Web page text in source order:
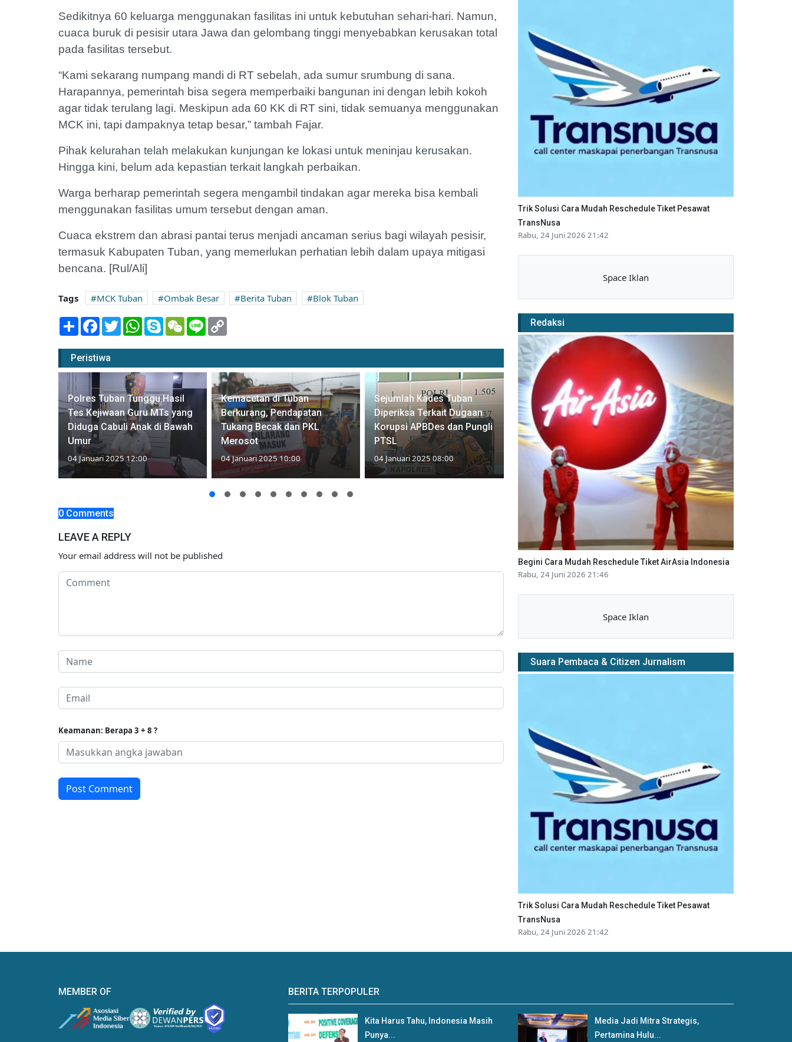
Sedikitnya 60 keluarga menggunakan fasilitas ini untuk kebutuhan sehari-hari. Namun,
cuaca buruk di pesisir utara Jawa dan gelombang tinggi menyebabkan kerusakan total
pada fasilitas tersebut.
“Kami sekarang numpang mandi di RT sebelah, ada sumur srumbung di sana.
Harapannya, pemerintah bisa segera memperbaiki bangunan ini dengan lebih kokoh
agar tidak terulang lagi. Meskipun ada 60 KK di RT sini, tidak semuanya menggunakan
MCK ini, tapi dampaknya tetap besar,” tambah Fajar.
Pihak kelurahan telah melakukan kunjungan ke lokasi untuk meninjau kerusakan.
Hingga kini, belum ada kepastian terkait langkah perbaikan.
Warga berharap pemerintah segera mengambil tindakan agar mereka bisa kembali
menggunakan fasilitas umum tersebut dengan aman.
Cuaca ekstrem dan abrasi pantai terus menjadi ancaman serius bagi wilayah pesisir,
termasuk Kabupaten Tuban, yang memerlukan perhatian lebih dalam upaya mitigasi
bencana. [Rul/Ali]
Tags MCK Tuban Ombak Besar Berita Tuban
Blok Tuban
Share Facebook
TwitterWhatsApp
SkypeWeChatLine
Peristiwa
Polres Tuban Tunggu Hasil
Tes Kejiwaan Guru MTs yang
Diduga Cabuli Anak di Bawah
Umur
04 Januari 2025 12:00
Kemacetan di Tuban
Berkurang, Pendapatan
Tukang Becak dan PKL
Merosot
04 Januari 2025 10:00
Sejumlah Kades Tuban
Diperiksa Terkait Dugaan
Korupsi APBDes dan Pungli
PTSL
04 Januari 2025 08:00
0 Comments
LEAVE A REPLY
Your email address will not be published
Keamanan: Berapa 3 + 8 ?
Post Comment
Trik Solusi Cara Mudah Reschedule Tiket Pesawat
TransNusa
Rabu, 24 Juni 2026 21:42
Space Iklan
Redaksi
Begini Cara Mudah Reschedule Tiket AirAsia Indonesia
Rabu, 24 Juni 2026 21:46
Space Iklan
Suara Pembaca & Citizen Jurnalism
Trik Solusi Cara Mudah Reschedule Tiket Pesawat
TransNusa
Rabu, 24 Juni 2026 21:42
MEMBER OF BERITA TERPOPULER
Kita Harus Tahu, Indonesia Masih
Punya...
Media Jadi Mitra Strategis,
Pertamina Hulu...